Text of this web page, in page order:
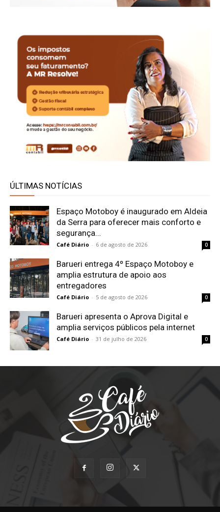
ÚLTIMAS NOTÍCIAS
Espaço Motoboy é inaugurado em Aldeia
da Serra para oferecer mais conforto e
segurança...
Café Diário - 6 de agosto de 2026 0
Barueri entrega 4º Espaço Motoboy e
amplia estrutura de apoio aos
entregadores
Café Diário - 5 de agosto de 2026 0
Barueri apresenta o Aprova Digital e
amplia serviços públicos pela internet
Café Diário - 31 de julho de 2026 0